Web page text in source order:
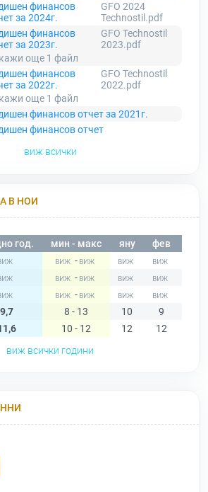
финансов
за 2024г.
GFO 2024
Technostil.pdf
финансов
за 2023г.
GFO Technostil
2023.pdf
още 1 файл
финансов
за 2022г.
GFO Technostil
2022.pdf
още 1 файл
финансов отчет за 2021г.
финансов отчет
виж всички
В НОИ
год. мин - макс яну фев
-
-
-
9,7 8 - 13 10 9
10 - 12 12 12
виж всички години